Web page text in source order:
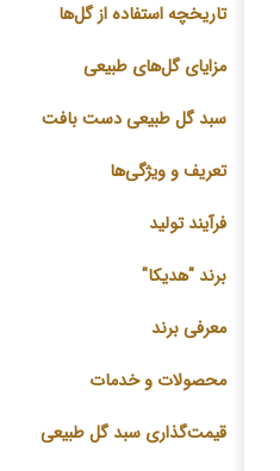
تاریخچه استفاده از گل‌ها
مزایای گل‌های طبیعی
سبد گل طبیعی دست بافت
تعریف و ویژگی‌ها
فرآیند تولید
برند "هدیکا"
معرفی برند
محصولات و خدمات
قیمت‌گذاری سبد گل طبیعی